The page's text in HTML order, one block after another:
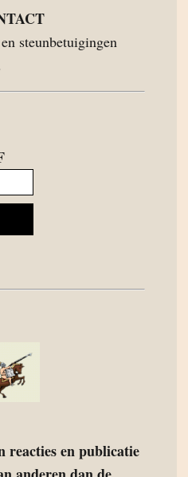
steunbetuigingen
reacties en publicatie